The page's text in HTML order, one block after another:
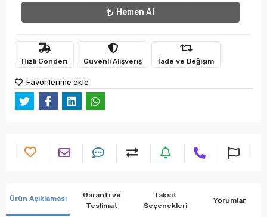
Hemen Al
Hızlı Gönderi Güvenli Alışveriş İade ve Değişim
Favorilerime ekle
Ürün Açıklaması
Garanti ve
Teslimat
Taksit
Seçenekleri
Yorumlar